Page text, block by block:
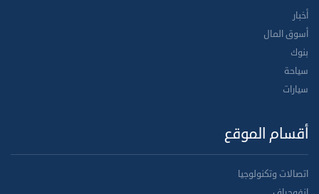
أخبار
أسوق المال
بنوك
سياحة
سيارات
أقسام الموقع
اتصالات وتكنولوجيا